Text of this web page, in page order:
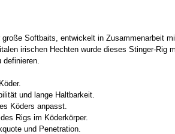
Softbaits, entwickelt in Zusammenarbeit
irischen Hechten wurde dieses Stinger-Rig
definieren.
und lange Haltbarkeit.
Köders anpasst.
Rigs im Köderkörper.
und Penetration.